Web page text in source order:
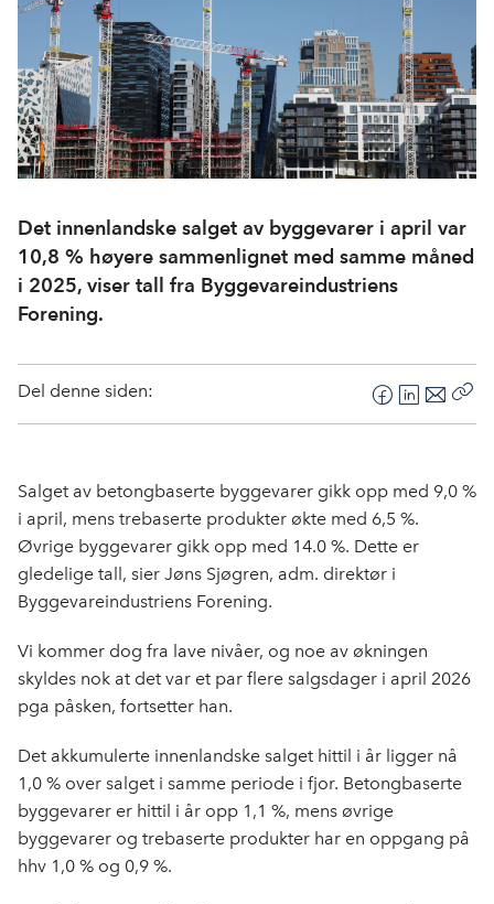
Det innenlandske salget av byggevarer i april var
10,8 % høyere sammenlignet med samme måned
i 2025, viser tall fra Byggevareindustriens
Forening.
Del denne siden:
F
e
b
o
L
k
e
E
o
Salget av betongbaserte byggevarer gikk opp med 9,0 %
i april, mens trebaserte produkter økte med 6,5 %.
Øvrige byggevarer gikk opp med 14.0 %. Dette er
gledelige tall, sier Jøns Sjøgren, adm. direktør i
Byggevareindustriens Forening.
Vi kommer dog fra lave nivåer, og noe av økningen
skyldes nok at det var et par flere salgsdager i april 2026
pga påsken, fortsetter han.
Det akkumulerte innenlandske salget hittil i år ligger nå
1,0 % over salget i samme periode i fjor. Betongbaserte
byggevarer er hittil i år opp 1,1 %, mens øvrige
byggevarer og trebaserte produkter har en oppgang på
hhv 1,0 % og 0,9 %.